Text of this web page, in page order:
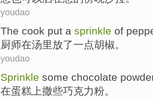
youdao
The cook put a sprinkle of
厨师在汤里放了一点胡椒。
youdao
Sprinkle some chocolate
在蛋糕 上撒些巧克力粉。